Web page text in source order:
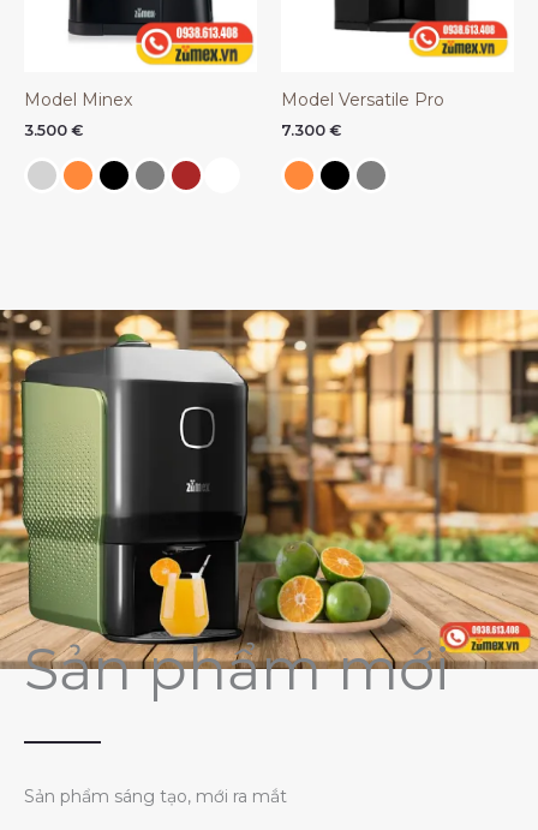
Model Minex
3.500 €
Model Versatile Pro
7.300 €
Sản phẩm mới
Sản phẩm sáng tạo, mới ra mắt